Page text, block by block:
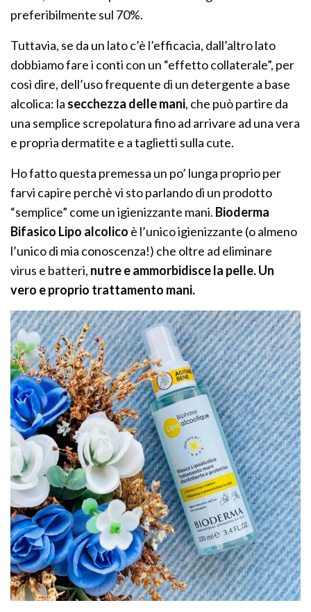
preferibilmente sul 70%.
Tuttavia, se da un lato c’è l’efficacia, dall’altro lato
dobbiamo fare i conti con un “effetto collaterale”, per
così dire, dell’uso frequente di un detergente a base
alcolica: la secchezza delle mani, che può partire da
una semplice screpolatura fino ad arrivare ad una vera
e propria dermatite e a taglietti sulla cute.
Ho fatto questa premessa un po’ lunga proprio per
farvi capire perchè vi sto parlando di un prodotto
“semplice” come un igienizzante mani. Bioderma
Bifasico Lipo alcolico è l’unico igienizzante (o almeno
l’unico di mia conoscenza!) che oltre ad eliminare
virus e batteri, nutre e ammorbidisce la pelle. Un
vero e proprio trattamento mani.